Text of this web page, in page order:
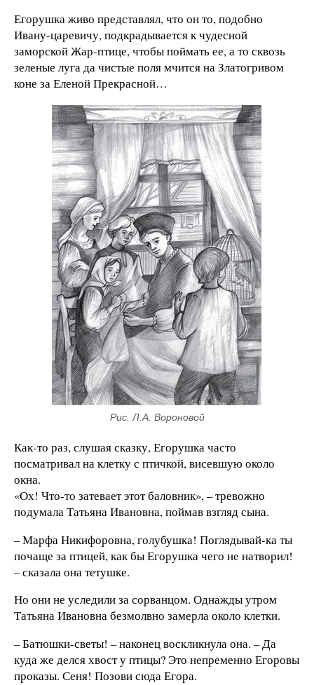
Егорушка живо представлял, что он то, подобно
Ивану-царевичу, подкрадывается к чудесной
заморской Жар-птице, чтобы поймать ее, а то сквозь
зеленые луга да чистые поля мчится на Златогривом
коне за Еленой Прекрасной…
Рис. Л.А. Вороновой
Как-то раз, слушая сказку, Егорушка часто
посматривал на клетку с птичкой, висевшую около
окна.
«Ох! Что-то затевает этот баловник», – тревожно
подумала Татьяна Ивановна, поймав взгляд сына.
– Марфа Никифоровна, голубушка! Поглядывай-ка ты
почаще за птицей, как бы Егорушка чего не натворил!
– сказала она тетушке.
Но они не уследили за сорванцом. Однажды утром
Татьяна Ивановна безмолвно замерла около клетки.
– Батюшки-светы! – наконец воскликнула она. – Да
куда же делся хвост у птицы? Это непременно Егоровы
проказы. Сеня! Позови сюда Егора.